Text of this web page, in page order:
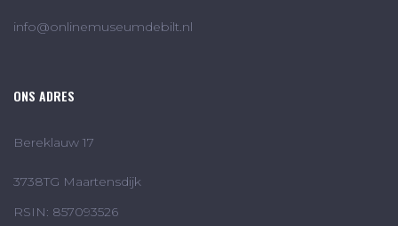
info@onlinemuseumdebilt.nl
ONS ADRES
Bereklauw 17
3738TG Maartensdijk
RSIN: 857093526